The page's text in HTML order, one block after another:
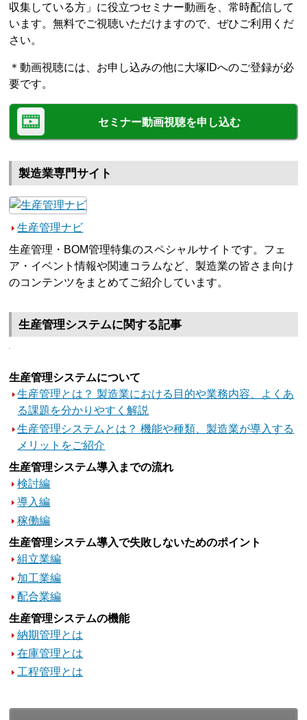
収集している方」に役立つセミナー動画を、常時配信して
います。無料でご視聴いただけますので、ぜひご利用くだ
さい。
＊動画視聴には、お申し込みの他に大塚IDへのご登録が必
要です。
セミナー動画視聴を申し込む
製造業専門サイト
生産管理ナビ
生産管理・BOM管理特集のスペシャルサイトです。フェ
ア・イベント情報や関連コラムなど、製造業の皆さま向け
のコンテンツをまとめてご紹介しています。
生産管理システムに関する記事
生産管理システムについて
生産管理とは？ 製造業における目的や業務内容、よくあ
る課題を分かりやすく解説
生産管理システムとは？ 機能や種類、製造業が導入する
メリットをご紹介
生産管理システム導入までの流れ
検討編
導入編
稼働編
生産管理システム導入で失敗しないためのポイント
組立業編
加工業編
配合業編
生産管理システムの機能
納期管理とは
在庫管理とは
工程管理とは